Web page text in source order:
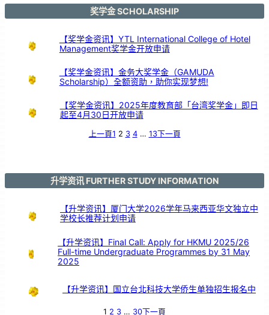
，
好
奖学金 SCHOLARSHIP
【奖学金资讯】YTL International College of Hotel
Management奖学金开放申请
【奖学金资讯】金务大奖学金（GAMUDA
Scholarship）全额资助，助你实现梦想!
【奖学金资讯】2025年度教育部「台湾奖学金」即日
起至4月30日开放申请
上一頁1 2 3 4 … 13下一頁
升学资讯 FURTHER STUDY INFORMATION
【升学资讯】厦门大学2026学年马来西亚华文独立中
学校长推荐计划申请
【升学资讯】Final Call: Apply for HKMU 2025/26
Full-time Undergraduate Programmes by 31 May
2025
【升学资讯】国立台北科技大学侨生单独招生报名中
1 2 3 … 30下一頁